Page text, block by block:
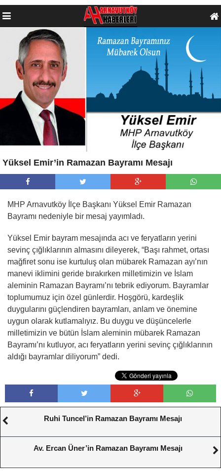
Yüksel Emir’in Ramazan Bayramı Mesajı
MHP Arnavutköy İlçe Başkanı Yüksel Emir Ramazan
Bayramı nedeniyle bir mesaj yayımladı.
Yüksel Emir bayram mesajında acı ve feryatların yerini
sevinç çığlıklarının almasını dileyerek, “Başı rahmet, ortası
mağfiret sonu ise kurtuluş olan mübarek Ramazan ayı’nın
manevi iklimini geride bırakırken milletimizin ve İslam
aleminin Ramazan Bayramı’nı tebrik ediyorum. Bayramlar
toplumumuz için özel günlerdir. Hoşgörü, kardeşlik
duygularını güçlendiren bayramları, anlam ve önemine
uygun olarak kutlamalıyız. Bu duygu ve düşüncelerle
milletimizin ve bütün İslam aleminin mübarek Ramazan
Bayramı’nı kutluyor, acı feryatların yerini sevinç çığlıklarının
aldığı bayramlar diliyorum” dedi.
Ruhi Tuncel’in Ramazan Bayramı Mesajı
Av. Ercan Üner’in Ramazan Bayramı Mesajı